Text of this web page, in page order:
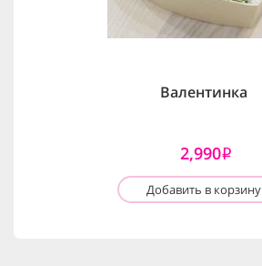
Валентинка
2,990i
Добавить в корзину